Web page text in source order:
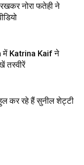
नोरा फतेही ने
में Katrina Kaif ने
तस्वीरें
कर रहे हैं सुनील शेट्टी